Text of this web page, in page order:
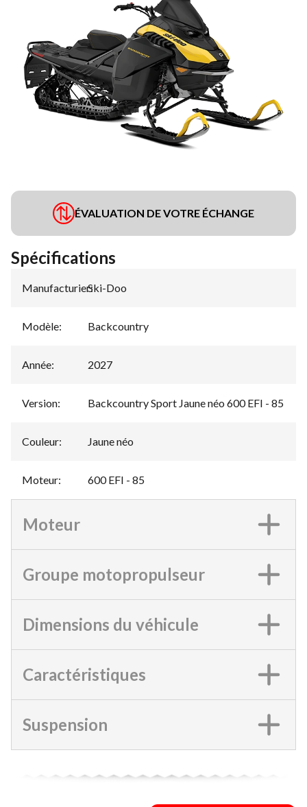
ÉVALUATION DE VOTRE ÉCHANGE
Spécifications
Manufacturier:
Ski-Doo
Modèle: Backcountry
Année: 2027
Version: Backcountry Sport Jaune néo 600 EFI - 85
Couleur: Jaune néo
Moteur: 600 EFI - 85
Moteur
Groupe motopropulseur
Dimensions du véhicule
Caractéristiques
Suspension